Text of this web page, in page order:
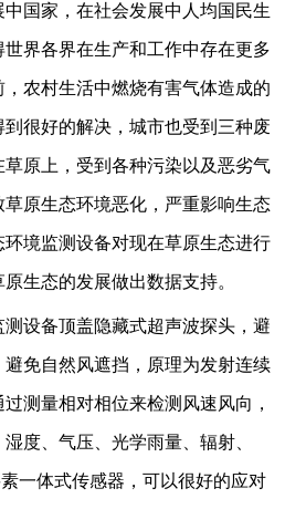
国家，在社会发展中人均国民生
界各界在生产和工作中存在更多
农村生活中燃烧有害气体造成的
很好的解决，城市也受到三种废
原上，受到各种污染以及恶劣气
原生态环境恶化，严重影响生态
境监测设备对现在草原生态进行
生态的发展做出数据支持。
设备顶盖隐藏式超声波探头，避
免自然风遮挡，原理为发射连续
测量相对相位来检测风速风向，
度、气压、光学雨量、辐射、
素一体式传感器，可以很好的应对